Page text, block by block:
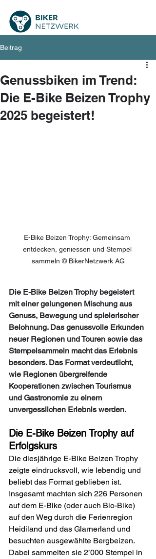
Beitrag
Genussbiken im Trend:
Die E-Bike Beizen Trophy
2025 begeistert!
E-Bike Beizen Trophy: Gemeinsam
entdecken, geniessen und Stempel
sammeln © BikerNetzwerk AG
Die E-Bike Beizen Trophy begeistert
mit einer gelungenen Mischung aus
Genuss, Bewegung und spielerischer
Belohnung. Das genussvolle Erkunden
neuer Regionen und Touren sowie das
Stempelsammeln macht das Erlebnis
besonders. Das Format verdeutlicht,
wie Regionen übergreifende
Kooperationen zwischen Tourismus
und Gastronomie zu einem
unvergesslichen Erlebnis werden.
Die E-Bike Beizen Trophy auf
Erfolgskurs
Die diesjährige E-Bike Beizen Trophy
zeigte eindrucksvoll, wie lebendig und
beliebt das Format geblieben ist.
Insgesamt machten sich 226 Personen
auf dem E-Bike (oder auch Bio-Bike)
auf den Weg durch die Ferienregion
Heidiland und das Glarnerland und
besuchten ausgewählte Bergbeizen.
Dabei sammelten sie 2’000 Stempel in